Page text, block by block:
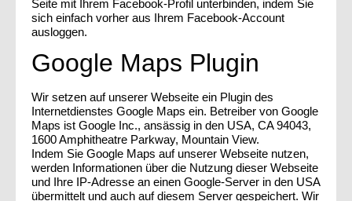
Seite mit Ihrem Facebook-Profil unterbinden, indem Sie
sich einfach vorher aus Ihrem Facebook-Account
ausloggen.
Google Maps Plugin
Wir setzen auf unserer Webseite ein Plugin des
Internetdienstes Google Maps ein. Betreiber von Google
Maps ist Google Inc., ansässig in den USA, CA 94043,
1600 Amphitheatre Parkway, Mountain View.
Indem Sie Google Maps auf unserer Webseite nutzen,
werden Informationen über die Nutzung dieser Webseite
und Ihre IP-Adresse an einen Google-Server in den USA
übermittelt und auch auf diesem Server gespeichert. Wir